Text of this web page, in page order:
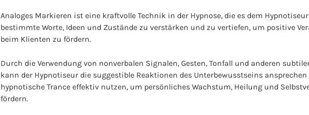
Analoges Markieren ist eine kraftvolle Technik in der Hypnose, die es dem
bestimmte Worte, Ideen und Zustände zu verstärken und zu vertiefen, um positive
beim Klienten zu fördern.
Durch die Verwendung von nonverbalen Signalen, Gesten, Tonfall und anderen
kann der Hypnotiseur die suggestible Reaktionen des Unterbewusstseins
hypnotische Trance effektiv nutzen, um persönliches Wachstum, Heilung und
fördern.